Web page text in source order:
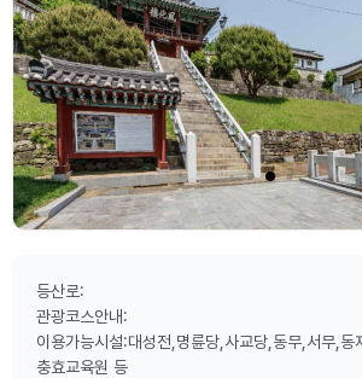
등산로:
관광코스안내:
이용가능시설:대성전,명륜당,사교당,동무,서무,동
충효교육원 등